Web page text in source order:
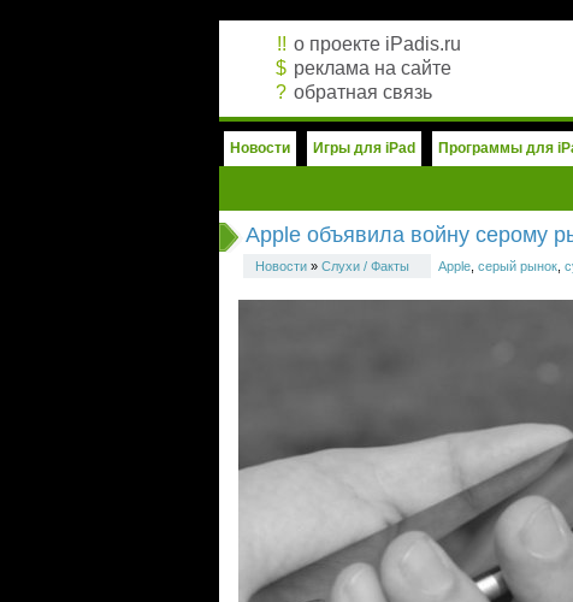
!! о проекте iPadis.ru
$ реклама на сайте
? обратная связь
Новости Игры для iPad Программы для
Apple объявила войну серому
Новости » Слухи / Факты Apple серый рынок